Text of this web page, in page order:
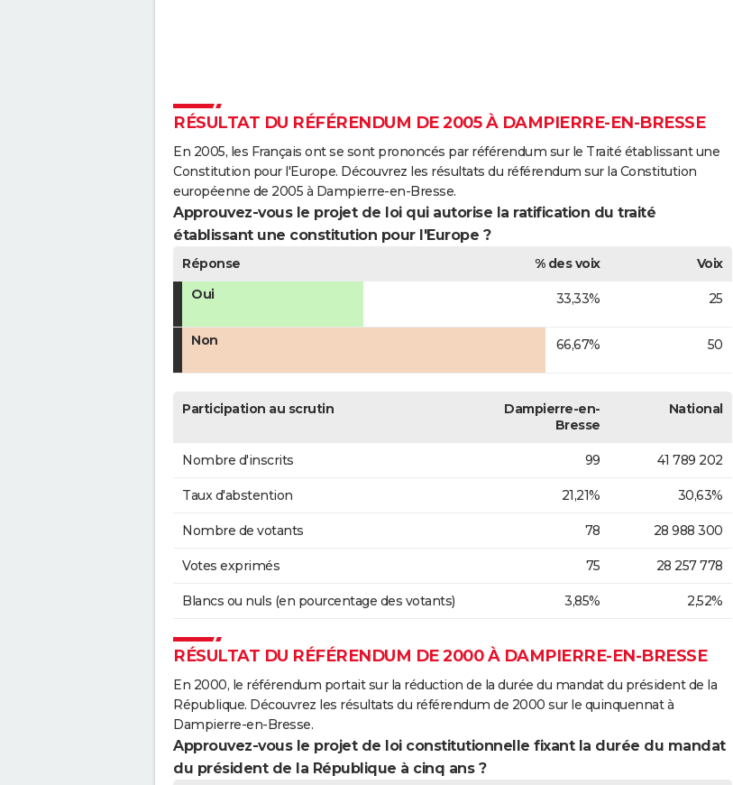
RÉSULTAT DU RÉFÉRENDUM DE 2005 À DAMPIERRE-EN-BRESSE
En 2005, les Français ont se sont prononcés par référendum sur le Traité établissant une
Constitution pour l'Europe. Découvrez les résultats du référendum sur la Constitution
européenne de 2005 à Dampierre-en-Bresse.
Approuvez-vous le projet de loi qui autorise la ratification du traité
établissant une constitution pour l'Europe ?
Réponse % des voix
Voix
Oui
33,33% 25
Non 66,67% 50
Participation au scrutin
Dampierre-en-
Bresse
National
Nombre d'inscrits 99 41 789 202
Taux d'abstention 21,21% 30,63%
Nombre de votants 78 28 988 300
Votes exprimés 75 28 257 778
Blancs ou nuls (en pourcentage des votants) 3,85% 2,52%
RÉSULTAT DU RÉFÉRENDUM DE 2000 À DAMPIERRE-EN-BRESSE
En 2000, le référendum portait sur la réduction de la durée du mandat du président de la
République. Découvrez les résultats du référendum de 2000 sur le quinquennat à
Dampierre-en-Bresse.
Approuvez-vous le projet de loi constitutionnelle fixant la durée du mandat
du président de la République à cinq ans ?